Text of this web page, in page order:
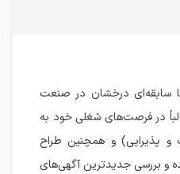
سابقه‌ای درخشان در صنعت
در فرصت‌های شغلی خود به
پذیرایی) و همچنین طراح
و بررسی جدیدترین آگهی‌های